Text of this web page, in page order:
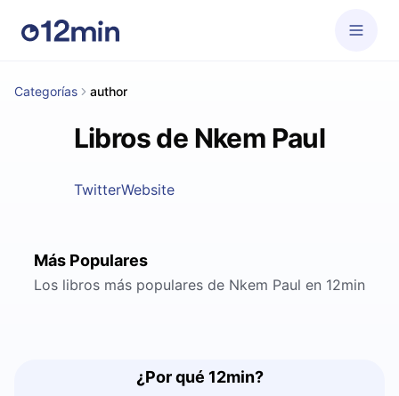
Categorías author
Libros de Nkem Paul
TwitterWebsite
Más Populares
Los libros más populares de Nkem Paul en 12min
¿Por qué 12min?